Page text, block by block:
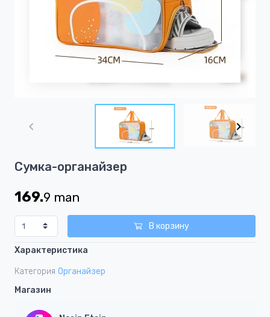
1
3
Сумка-органайзер
169.9 man
В корзину
Характеристика
Категория Органайзер
Магазин